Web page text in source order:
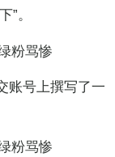
”。
账号上撰写了一